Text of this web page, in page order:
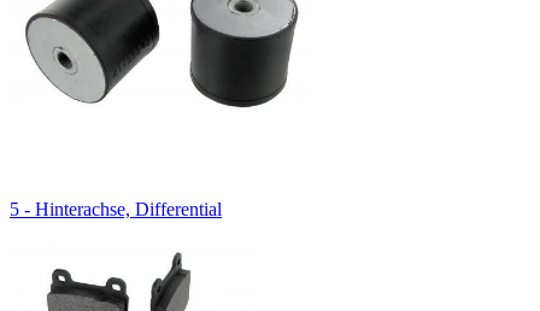
5 - Hinterachse, Differential